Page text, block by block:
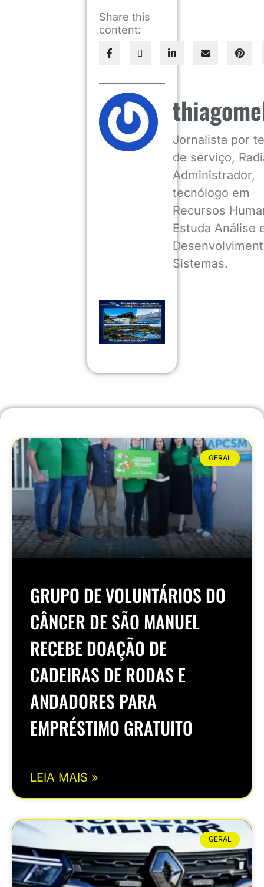
Share this
content:
Jornalista por
de serviço,
Administrador,
tecnólogo em
Recursos
Estuda Análise
Sistemas.
GERAL
GRUPO DE VOLUNTÁRIOS DO
CÂNCER DE SÃO MANUEL
RECEBE DOAÇÃO DE
CADEIRAS DE RODAS E
ANDADORES PARA
EMPRÉSTIMO GRATUITO
LEIA MAIS »
GERAL